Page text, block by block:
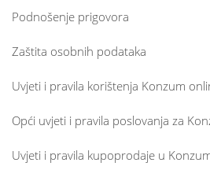
Podnošenje prigovora
Zaštita osobnih podataka
Uvjeti i pravila korištenja Konzum
Opći uvjeti i pravila poslovanja za
Uvjeti i pravila kupoprodaje u